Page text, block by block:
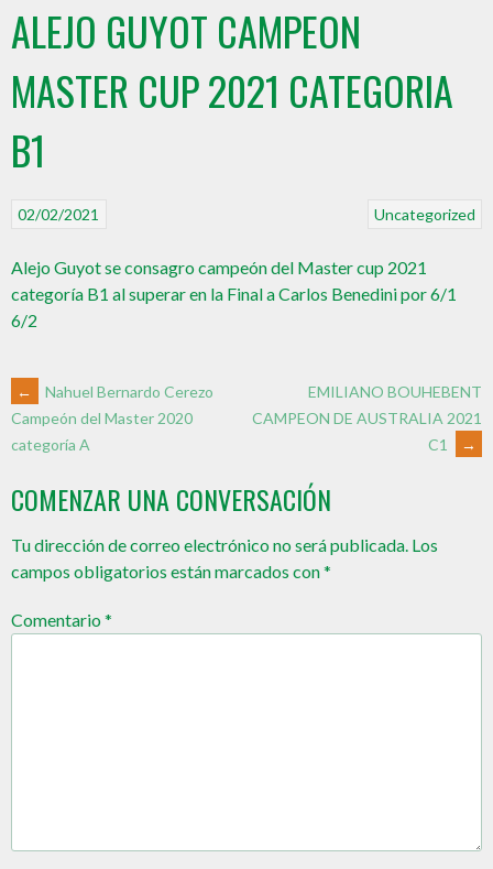
ALEJO GUYOT CAMPEON
MASTER CUP 2021 CATEGORIA
B1
Uncategorized
02/02/2021
Alejo Guyot se consagro campeón del Master cup 2021
categoría B1 al superar en la Final a Carlos Benedini por 6/1
6/2
←
Nahuel Bernardo Cerezo
Campeón del Master 2020
categoría A
EMILIANO BOUHEBENT
CAMPEON DE AUSTRALIA 2021
C1
→
COMENZAR UNA CONVERSACIÓN
Tu dirección de correo electrónico no será publicada. Los
campos obligatorios están marcados con*
Comentario*